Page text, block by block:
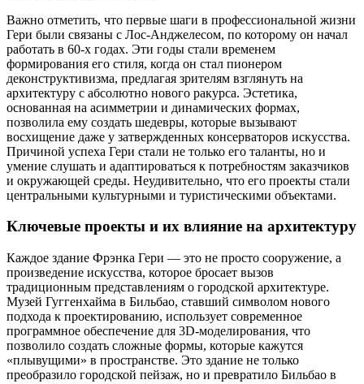
Важно отметить, что первые шаги в профессиональной жизни
Гери были связаны с Лос-Анджелесом, по которому он начал
работать в 60-х годах. Эти годы стали временем
формирования его стиля, когда он стал пионером
деконструктивизма, предлагая зрителям взглянуть на
архитектуру с абсолютно нового ракурса. Эстетика,
основанная на асимметрии и динамических формах,
позволила ему создать шедевры, которые вызывают
восхищение даже у затвержденных консерваторов искусства.
Причиной успеха Гери стали не только его таланты, но и
умение слушать и адаптироваться к потребностям заказчиков
и окружающей среды. Неудивительно, что его проекты стали
центральными культурными и туристическими объектами.
Ключевые проекты и их влияние на архитектуру
Каждое здание Фрэнка Гери — это не просто сооружение, а
произведение искусства, которое бросает вызов
традиционным представлениям о городской архитектуре.
Музей Гуггенхайма в Бильбао, ставший символом нового
подхода к проектированию, использует современное
программное обеспечение для 3D-моделирования, что
позволило создать сложные формы, которые кажутся
«плывущими» в пространстве. Это здание не только
преобразило городской пейзаж, но и превратило Бильбао в